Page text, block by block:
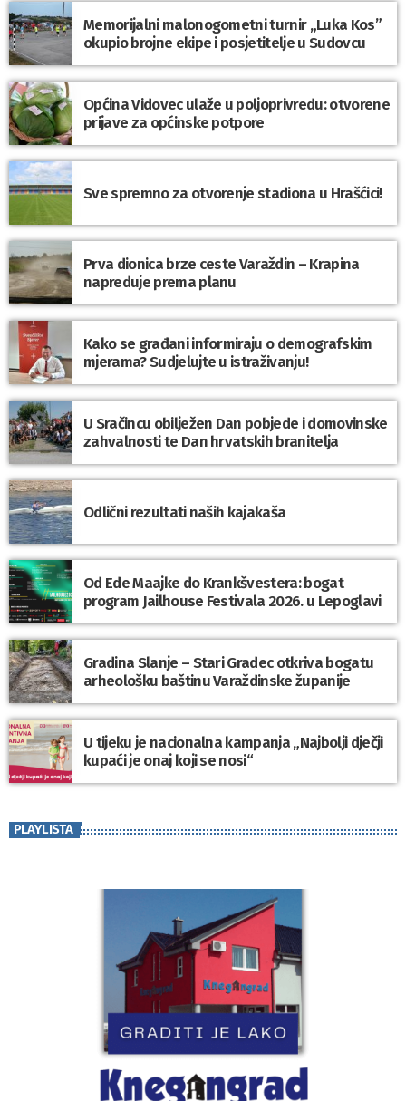
Memorijalni malonogometni turnir „Luka Kos”
okupio brojne ekipe i posjetitelje u Sudovcu
Općina Vidovec ulaže u poljoprivredu: otvorene
prijave za općinske potpore
Sve spremno za otvorenje stadiona u Hrašćici!
Prva dionica brze ceste Varaždin – Krapina
napreduje prema planu
Kako se građani informiraju o demografskim
mjerama? Sudjelujte u istraživanju!
U Sračincu obilježen Dan pobjede i domovinske
zahvalnosti te Dan hrvatskih branitelja
Odlični rezultati naših kajakaša
Od Ede Maajke do Krankšvestera: bogat
program Jailhouse Festivala 2026. u Lepoglavi
Gradina Slanje – Stari Gradec otkriva bogatu
arheološku baštinu Varaždinske županije
U tijeku je nacionalna kampanja „Najbolji dječji
kupaći je onaj koji se nosi“
PLAYLISTA